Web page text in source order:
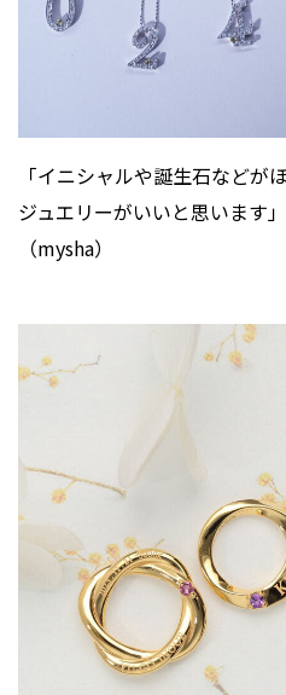
「イニシャルや誕生石などが
ジュエリーがいいと思います」
（mysha）